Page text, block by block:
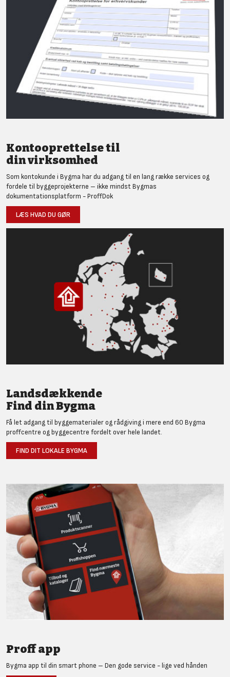
Kontooprettelse til
din virksomhed
Som kontokunde i Bygma har du adgang til en lang række services og
fordele til byggeprojekterne – ikke mindst Bygmas
dokumentationsplatform - ProffDok
LÆS HVAD DU GØR
Landsdækkende
Find din Bygma
Få let adgang til byggematerialer og rådgiving i mere end 60 Bygma
proffcentre og byggecentre fordelt over hele landet.
FIND DIT LOKALE BYGMA
Proff app
Bygma app til din smart phone – Den gode service - lige ved hånden